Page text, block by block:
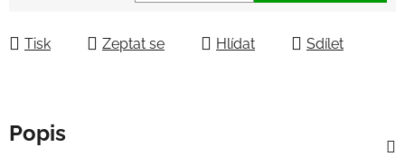
Tisk Zeptat se Hlídat Sdílet
Popis